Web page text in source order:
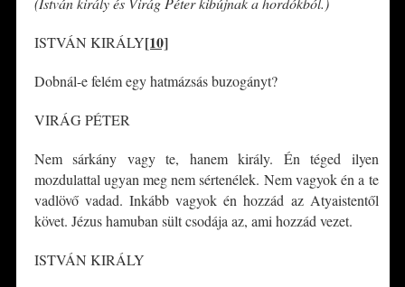
ISTVÁN KIRÁLY[10]
Dobnál-e felém egy hatmázsás buzogányt?
VIRÁG PÉTER
Nem sárkány vagy te, hanem király. Én téged ilyen
mozdulattal ugyan meg nem sértenélek. Nem vagyok én a te
vadlövő vadad. Inkább vagyok én hozzád az Atyaistentől
követ. Jézus hamuban sült csodája az, ami hozzád vezet.
ISTVÁN KIRÁLY